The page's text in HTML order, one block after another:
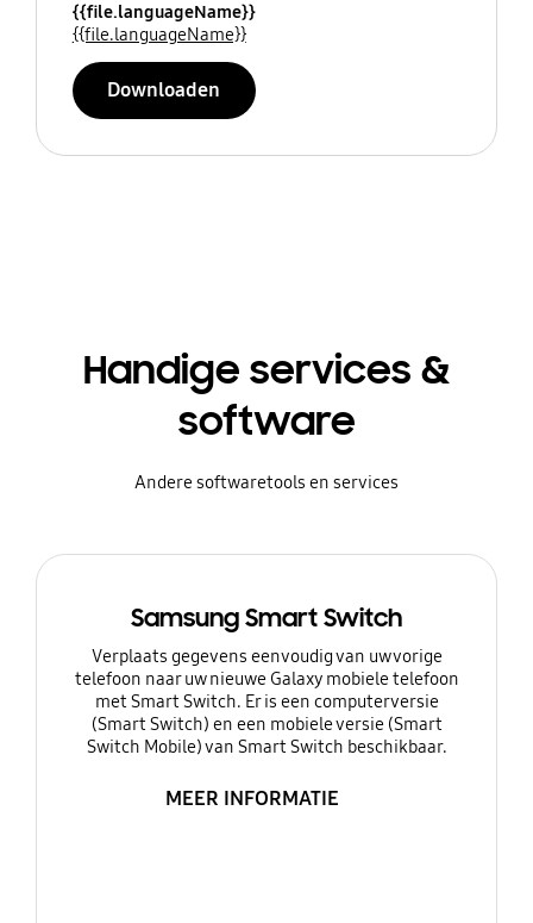
{{file.languageName}}
{{file.languageName}}
Downloaden
Handige services &
software
Andere softwaretools en services
Samsung Smart Switch
Verplaats gegevens eenvoudig van uw vorige
telefoon naar uw nieuwe Galaxy mobiele telefoon
met Smart Switch. Er is een computerversie
(Smart Switch) en een mobiele versie (Smart
Switch Mobile) van Smart Switch beschikbaar.
MEER INFORMATIE